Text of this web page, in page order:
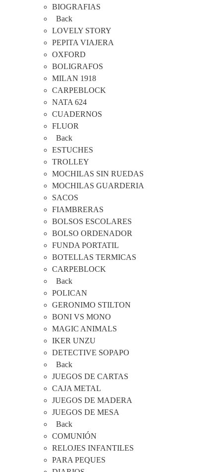
BIOGRAFIAS
Back
LOVELY STORY
PEPITA VIAJERA
OXFORD
BOLIGRAFOS
MILAN 1918
CARPEBLOCK
NATA 624
CUADERNOS
FLUOR
Back
ESTUCHES
TROLLEY
MOCHILAS SIN RUEDAS
MOCHILAS GUARDERIA
SACOS
FIAMBRERAS
BOLSOS ESCOLARES
BOLSO ORDENADOR
FUNDA PORTATIL
BOTELLAS TERMICAS
CARPEBLOCK
Back
POLICAN
GERONIMO STILTON
BONI VS MONO
MAGIC ANIMALS
IKER UNZU
DETECTIVE SOPAPO
Back
JUEGOS DE CARTAS
CAJA METAL
JUEGOS DE MADERA
JUEGOS DE MESA
Back
COMUNIÓN
RELOJES INFANTILES
PARA PEQUES